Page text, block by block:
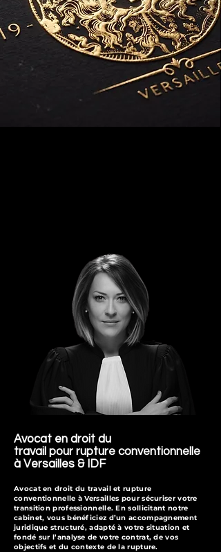
Avocat en droit du
travail pour rupture conventionnelle
à Versailles & IDF
Avocat en droit du travail et rupture
conventionnelle à Versailles pour sécuriser votre
transition professionnelle. En sollicitant notre
cabinet, vous bénéficiez d’un accompagnement
juridique structuré, adapté à votre situation et
fondé sur l’analyse de votre contrat, de vos
objectifs et du contexte de la rupture.